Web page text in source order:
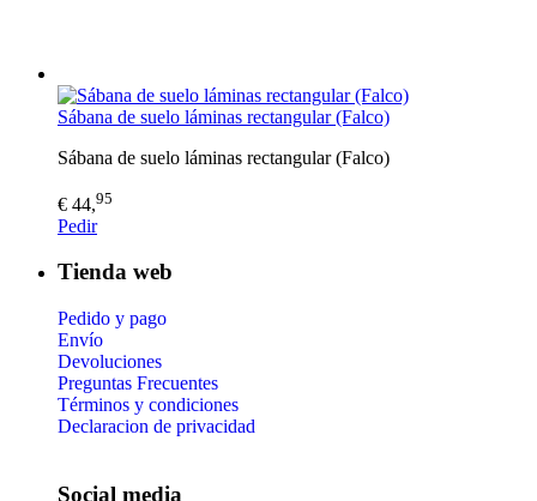
Sábana de suelo láminas rectangular (Falco)
Sábana de suelo láminas rectangular (Falco)
€ 44,95
Pedir
Tienda web
Pedido y pago
Envío
Devoluciones
Preguntas Frecuentes
Términos y condiciones
Declaracion de privacidad
Social media